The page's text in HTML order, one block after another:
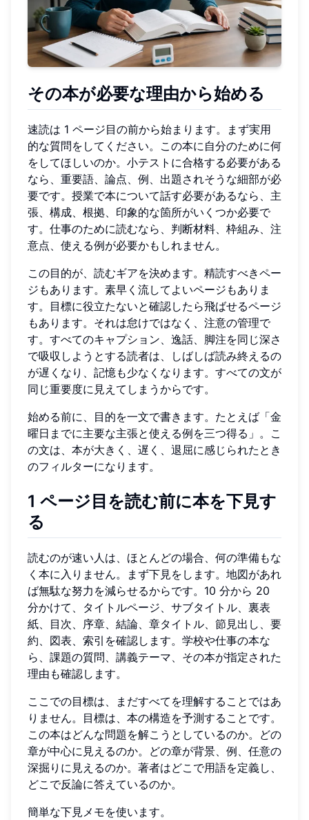
その本が必要な理由から始める
速読は 1 ページ目の前から始まります。まず実用
的な質問をしてください。この本に自分のために何
をしてほしいのか。小テストに合格する必要がある
なら、重要語、論点、例、出題されそうな細部が必
要です。授業で本について話す必要があるなら、主
張、構成、根拠、印象的な箇所がいくつか必要で
す。仕事のために読むなら、判断材料、枠組み、注
意点、使える例が必要かもしれません。
この目的が、読むギアを決めます。精読すべきペー
ジもあります。素早く流してよいページもありま
す。目標に役立たないと確認したら飛ばせるページ
もあります。それは怠けではなく、注意の管理で
す。すべてのキャプション、逸話、脚注を同じ深さ
で吸収しようとする読者は、しばしば読み終えるの
が遅くなり、記憶も少なくなります。すべての文が
同じ重要度に見えてしまうからです。
始める前に、目的を一文で書きます。たとえば「金
曜日までに主要な主張と使える例を三つ得る」。こ
の文は、本が大きく、遅く、退屈に感じられたとき
のフィルターになります。
1 ページ目を読む前に本を下見す
る
読むのが速い人は、ほとんどの場合、何の準備もな
く本に入りません。まず下見をします。地図があれ
ば無駄な努力を減らせるからです。10 分から 20
分かけて、タイトルページ、サブタイトル、裏表
紙、目次、序章、結論、章タイトル、節見出し、要
約、図表、索引を確認します。学校や仕事の本な
ら、課題の質問、講義テーマ、その本が指定された
理由も確認します。
ここでの目標は、まだすべてを理解することではあ
りません。目標は、本の構造を予測することです。
この本はどんな問題を解こうとしているのか。どの
章が中心に見えるのか。どの章が背景、例、任意の
深掘りに見えるのか。著者はどこで用語を定義し、
どこで反論に答えているのか。
簡単な下見メモを使います。